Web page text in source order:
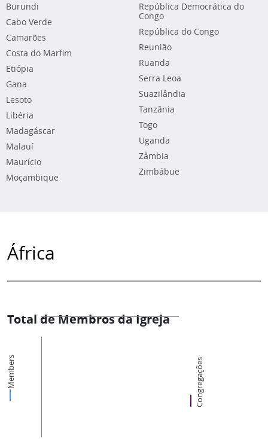
Burundi
Cabo Verde
Camarões
Costa do Marfim
Etiópia
Gana
Lesoto
Libéria
Madagáscar
Malauí
Maurício
Moçambique
República Democrática do
Congo
República do Congo
Reunião
Ruanda
Serra Leoa
Suazilândia
Tanzânia
Togo
Uganda
Zâmbia
Zimbábue
África
Total de Membros da Igreja
Members Congregações